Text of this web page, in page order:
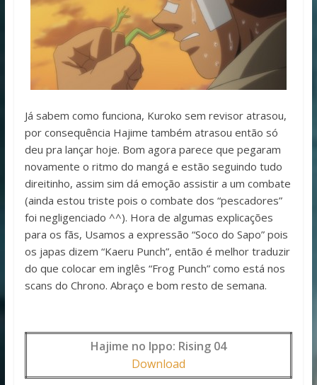
Já sabem como funciona, Kuroko sem revisor atrasou,
por consequência Hajime também atrasou então só
deu pra lançar hoje. Bom agora parece que pegaram
novamente o ritmo do mangá e estão seguindo tudo
direitinho, assim sim dá emoção assistir a um combate
(ainda estou triste pois o combate dos “pescadores”
foi negligenciado ^^). Hora de algumas explicações
para os fãs, Usamos a expressão “Soco do Sapo” pois
os japas dizem “Kaeru Punch”, então é melhor traduzir
do que colocar em inglês “Frog Punch” como está nos
scans do Chrono. Abraço e bom resto de semana.
Hajime no Ippo: Rising 04
Download